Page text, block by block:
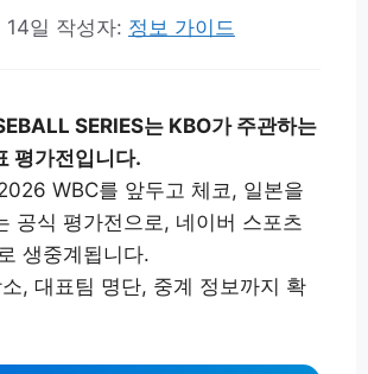
일 작성자: 정보 가이드
SERIES는 KBO가 주관하는
평가전입니다.
WBC를 앞두고 체코, 일본을
공식 평가전으로, 네이버 스포츠
생중계됩니다.
, 대표팀 명단, 중계 정보까지 확